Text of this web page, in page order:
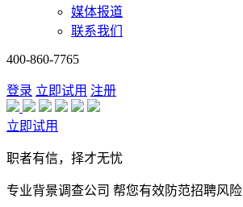
媒体报道
联系我们
400-860-7765
登录 立即试用 注册
立即试用
职者有信，择才无忧
专业背景调查公司 帮您有效防范招聘风险